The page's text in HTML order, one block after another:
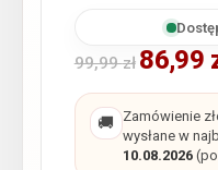
99,99zł 86,99
🚚 Zamówienie
wysłane w
10.08.2026